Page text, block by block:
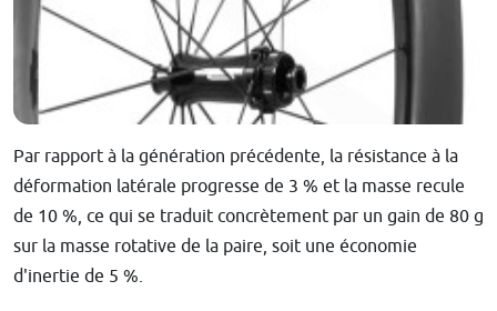
Par rapport à la génération précédente, la résistance à la
déformation latérale progresse de 3 % et la masse recule
de 10 %, ce qui se traduit concrètement par un gain de 80 g
sur la masse rotative de la paire, soit une économie
d'inertie de 5 %.